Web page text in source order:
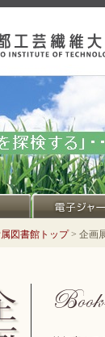
図書館トップ> 企画